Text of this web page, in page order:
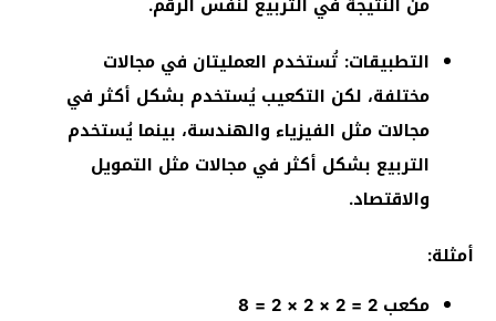
التطبيقات: تُستخدم العمليتان في مجالات
مختلفة، لكن التكعيب يُستخدم بشكل أكثر في
مجالات مثل الفيزياء والهندسة، بينما يُستخدم
التربيع بشكل أكثر في مجالات مثل التمويل
والاقتصاد.
أمثلة:
مكعب 2 = 2 × 2 × 2 = 8